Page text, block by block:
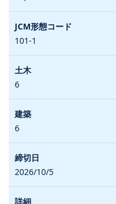
101-1
6
6
2026/10/5